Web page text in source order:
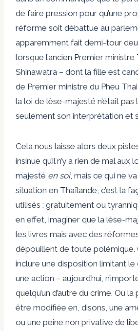
de faire pression pour qu’une
réforme soit débattue au
apparemment fait demi-tour
lorsque l’ancien Premier ministre
Shinawatra – dont la fille est
de Premier ministre du Pheu
la loi de lèse-majesté n’était pas
seulement son interprétation et
Cela nous laisse alors deux
insinue qu’il n’y a rien de mal aux
majesté en soi, mais ce qui ne
situation en Thaïlande, c’est la
utilisés : gratuitement ou
en effet, imaginer que la lèse-
les livres mais avec des
dépouillent de toute polémique.
inclure une disposition limitant le
une action – aujourd’hui,
quelqu’un d’autre du crime. Ou
être modifiée en, disons, une
ou une peine non privative de